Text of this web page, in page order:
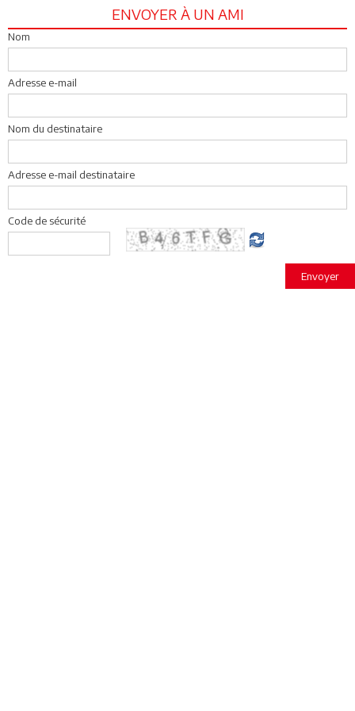
ENVOYER À UN AMI
Nom
Adresse e-mail
Nom du destinataire
Adresse e-mail destinataire
Code de sécurité
Envoyer